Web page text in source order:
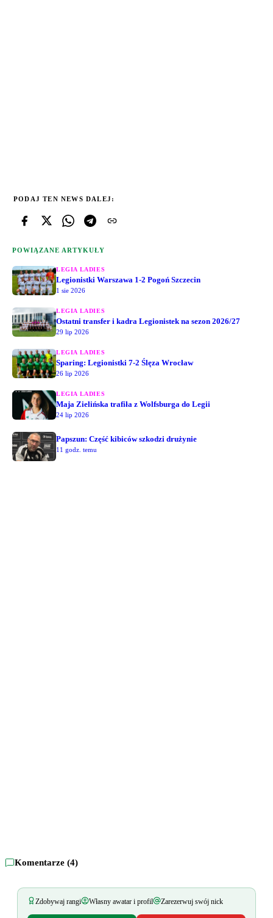
PODAJ TEN NEWS DALEJ:
POWIĄZANE ARTYKUŁY
LEGIA LADIES
Legionistki Warszawa 1-2 Pogoń Szczecin
1 sie 2026
LEGIA LADIES
Ostatni transfer i kadra Legionistek na sezon 2026/27
29 lip 2026
LEGIA LADIES
Sparing: Legionistki 7-2 Ślęza Wrocław
26 lip 2026
LEGIA LADIES
Maja Zielińska trafiła z Wolfsburga do Legii
24 lip 2026
Papszun: Część kibiców szkodzi drużynie
11 godz. temu
Komentarze (4)
Zdobywaj rangi Własny awatar i profil Zarezerwuj swój nick